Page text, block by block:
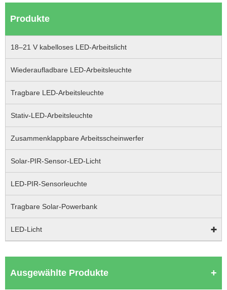
Produkte
18–21 V kabelloses LED-Arbeitslicht
Wiederaufladbare LED-Arbeitsleuchte
Tragbare LED-Arbeitsleuchte
Stativ-LED-Arbeitsleuchte
Zusammenklappbare Arbeitsscheinwerfer
Solar-PIR-Sensor-LED-Licht
LED-PIR-Sensorleuchte
Tragbare Solar-Powerbank
LED-Licht
Ausgewählte Produkte